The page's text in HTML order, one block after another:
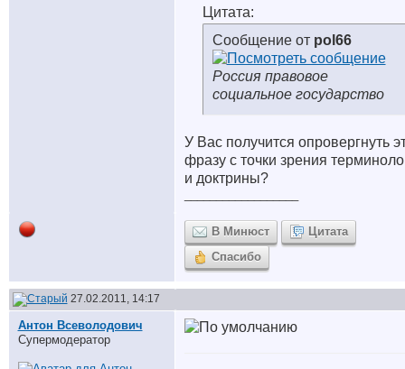
Цитата:
Сообщение от pol66
Россия правовое
социальное государство
У Вас получится опровергнуть
фразу с точки зрения
и доктрины?
В Минюст
Цитата
Спасибо
27.02.2011, 14:17
Антон Всеволодович
Супермодератор